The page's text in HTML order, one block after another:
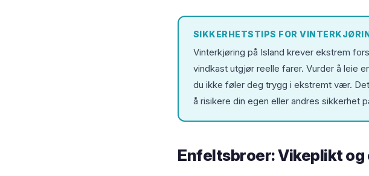
SIKKERHETSTIPS FOR
Vinterkjøring på Island krever ekstrem
vindkast utgjør reelle farer. Vurder å leie
du ikke føler deg trygg i ekstremt vær.
å risikere din egen eller andres sikkerhet
Enfeltsbroer: Vikeplikt